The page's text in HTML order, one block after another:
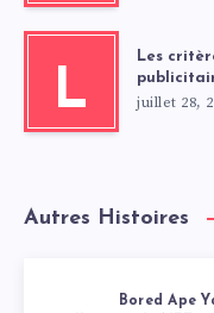
L
Les
juillet 28,
Autres Histoires
Bored Ape